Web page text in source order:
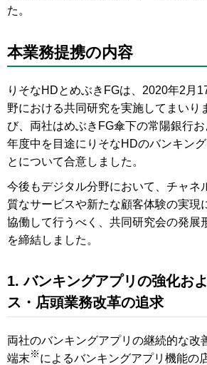
た。
本業務提携の内容
りそなHDとめぶきFGは、2020年2月
野における共同研究を実施してまいり
び、両社はめぶきFG傘下の常陽銀行
年度中を目途にりそなHDのバンキン
とについて合意しました。
今後もデジタル分野において、チャネ
質なサービスや新たな顧客体験の実現
協働して行うべく、共同研究会の発展
を締結しました。
1. バンキングアプリの強化お
ス・店頭業務改革の追求
両社のバンキングアプリの継続的な改
端末 ※ によるバンキングアプリ機能の